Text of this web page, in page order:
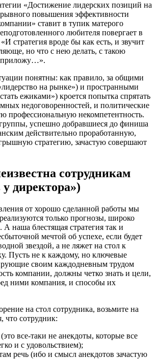
«Достижение лидерских позиций на
повышения эффективности
ставит в тупик матерого
любителя повергает в
стратегия вроде бы как есть, и звучит
но что с нею делать, с такою
приложу…».
понятны: как правило, за общими
на рынке») и пространными
ежиками») кроется попытка спрятать
недоговоренностей, и политические
профессиональную некомпетентность.
успешно добравшиеся до финиша
действительно проработанную,
стратегию, зачастую совершают
сотрудникам
у директора»)
от хорошо сделанной работы мы
только прогнозы, широко
А наша блестящая стратегия так и
мечтой об успехе, если будет
звездой, а не ляжет на стол к
Пусть не к каждому, но ключевые
своим каждодневным трудом
компании, должны четко знать и цели,
ними компания, и способы их
на стол сотрудника, возьмите на
что сотрудник:
все-таки не анекдоты, которые все
и с удовольствием);
речь (ибо и смысл анекдотов зачастую